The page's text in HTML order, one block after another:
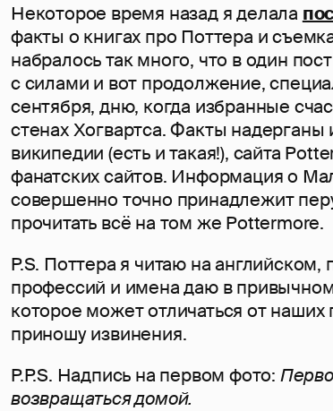
Некоторое время назад я делала
факты о книгах про Поттера и
набралось так много, что в один
с силами и вот продолжение,
сентября, дню, когда избранные
стенах Хогвартса. Факты надерганы
википедии (есть и такая!), сайта
фанатских сайтов. Информация о
совершенно точно принадлежит
прочитать всё на том же Pottermore.
P.S. Поттера я читаю на английском,
профессий и имена даю в
которое может отличаться от наших
приношу извинения.
P.P.S. Надпись на первом фото:
возвращаться домой.